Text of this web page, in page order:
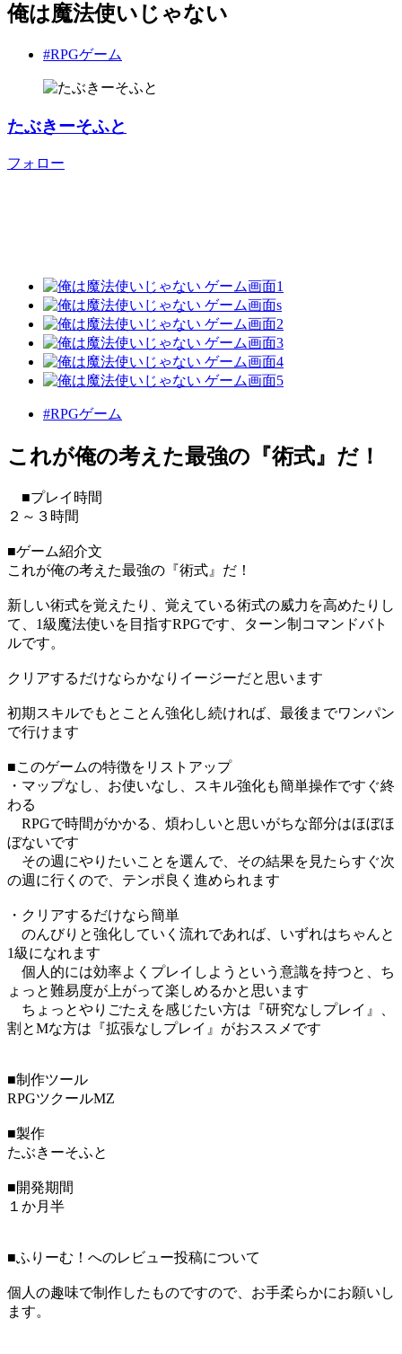
俺は魔法使いじゃない
#RPGゲーム
たぶきーそふと
フォロー
#RPGゲーム
これが俺の考えた最強の『術式』だ！
■プレイ時間
２～３時間
■ゲーム紹介文
これが俺の考えた最強の『術式』だ！
新しい術式を覚えたり、覚えている術式の威力を高めたりし
て、1級魔法使いを目指すRPGです、ターン制コマンドバト
ルです。
クリアするだけならかなりイージーだと思います
初期スキルでもとことん強化し続ければ、最後までワンパン
で行けます
■このゲームの特徴をリストアップ
・マップなし、お使いなし、スキル強化も簡単操作ですぐ終
わる
RPGで時間がかかる、煩わしいと思いがちな部分はほぼほ
ぼないです
その週にやりたいことを選んで、その結果を見たらすぐ次
の週に行くので、テンポ良く進められます
・クリアするだけなら簡単
のんびりと強化していく流れであれば、いずれはちゃんと
1級になれます
個人的には効率よくプレイしようという意識を持つと、ち
ょっと難易度が上がって楽しめるかと思います
ちょっとやりごたえを感じたい方は『研究なしプレイ』、
割とMな方は『拡張なしプレイ』がおススメです
■制作ツール
RPGツクールMZ
■製作
たぶきーそふと
■開発期間
１か月半
■ふりーむ！へのレビュー投稿について
個人の趣味で制作したものですので、お手柔らかにお願いし
ます。